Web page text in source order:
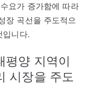
요가 증가함에 따라
장 곡선을 주도적으
입니다.
평양 지역이
시장을 주도